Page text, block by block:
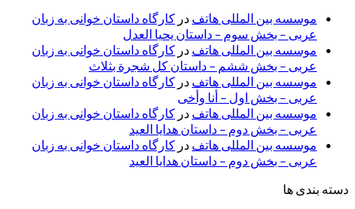
موسسه بین المللی هاتف در کارگاه داستان خوانی به زبان
عربی – بخش سوم – داستان یحیا العدل
موسسه بین المللی هاتف در کارگاه داستان خوانی به زبان
عربی – بخش ششم – داستان کل شجرة بثلاث
موسسه بین المللی هاتف در کارگاه داستان خوانی به زبان
عربی – بخش اول – أنا وأخی
موسسه بین المللی هاتف در کارگاه داستان خوانی به زبان
عربی – بخش دوم – داستان هدایا العید
موسسه بین المللی هاتف در کارگاه داستان خوانی به زبان
عربی – بخش دوم – داستان هدایا العید
دسته بندی ها